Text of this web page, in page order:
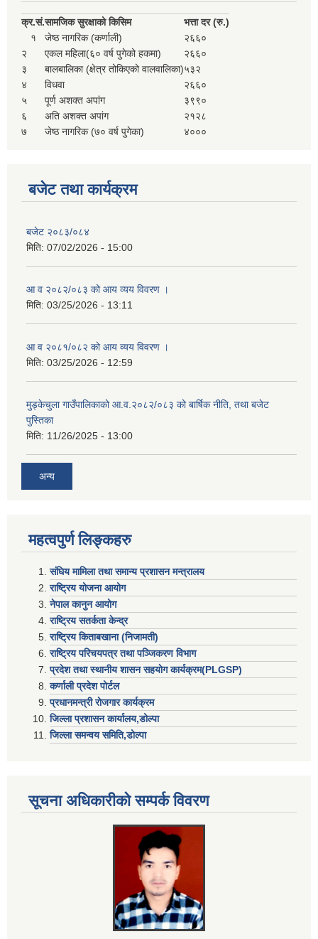
क्र.सं.सामजिक सुरक्षाको किसिम
भत्ता दर (रु.)
१
जेष्ठ नागरिक (कर्णाली)
२६६०
२
एकल महिला(६० वर्ष पुगेको हकमा)
२६६०
३
बालबालिका (क्षेत्र तोकिएको वालवालिका)५३२
४
विधवा
२६६०
५
पूर्ण अशक्त अपांग
३९९०
६
अति अशक्त अपांग
२१२८
७
जेष्ठ नागरिक (७० वर्ष पुगेका) ४०००
बजेट तथा कार्यक्रम
बजेट २०८३/०८४
मिति: 07/02/2026 - 15:00
आ व २०८२/०८३ को आय व्यय विवरण ।
मिति: 03/25/2026 - 13:11
आ व २०८१/०८२ को आय व्यय विवरण ।
मिति: 03/25/2026 - 12:59
मुड्केचुला गाउँपालिकाको आ.व.२०८२/०८३ को बार्षिक नीति, तथा बजेट
पुस्तिका
मिति: 11/26/2025 - 13:00
अन्य
महत्वपुर्ण लिङ्कहरु
संघिय मामिला तथा समान्य प्रशासन मन्त्रालय
राष्ट्रिय योजना आयोग
नेपाल कानुन आयोग
राष्ट्रिय सतर्कता केन्द्र
राष्ट्रिय किताबखाना (निजामती)
राष्ट्रिय परिचयपत्र तथा पञ्जिकरण विभाग
प्रदेश तथा स्थानीय शासन सहयाेग कार्यक्रम(PLGSP)
कर्णाली प्रदेश पोर्टल
प्रधानमन्त्री राेजगार कार्यक्रम
जिल्ला प्रशासन कार्यालय,डोल्पा
जिल्ला समन्वय समिति,डोल्प
सूचना अधिकारीकाे सम्पर्क विवरण